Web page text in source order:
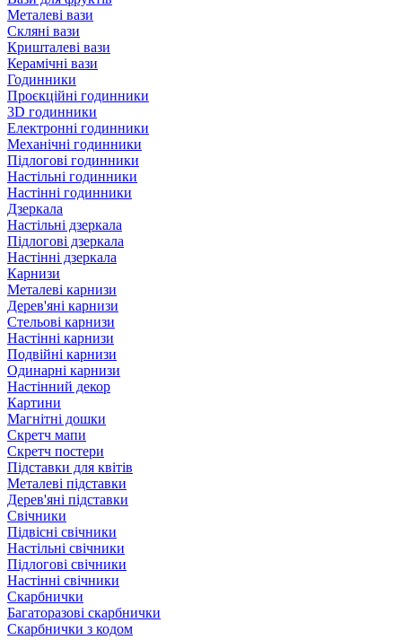
Металеві вази
Скляні вази
Кришталеві вази
Керамічні вази
Годинники
Проєкційні годинники
3D годинники
Електронні годинники
Механічні годинники
Підлогові годинники
Настільні годинники
Настінні годинники
Дзеркала
Настільні дзеркала
Підлогові дзеркала
Настінні дзеркала
Карнизи
Металеві карнизи
Дерев'яні карнизи
Стельові карнизи
Настінні карнизи
Подвійні карнизи
Одинарні карнизи
Настінний декор
Картини
Магнітні дошки
Скретч мапи
Скретч постери
Підставки для квітів
Металеві підставки
Дерев'яні підставки
Свічники
Підвісні свічники
Настільні свічники
Підлогові свічники
Настінні свічники
Скарбнички
Багаторазові скарбнички
Скарбнички з кодом